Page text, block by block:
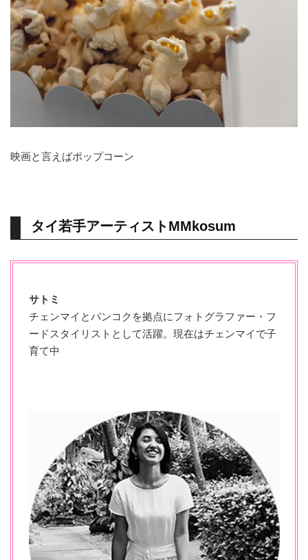
映画と言えばポップコーン
タイ若手アーティストMMkosum
サトミ
チェンマイとバンコクを拠点にフォトグラファー・フ
ードスタイリストとして活躍。現在はチェンマイで子
育て中